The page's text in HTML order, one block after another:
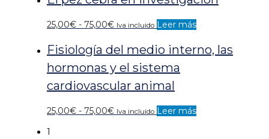
27,50€
82,50€
25,00€ - 75,00€Rango
precios:
desde
25,00€
hasta
Iva incluido Leer más
Fisiología del medio interno, las
hormonas y el sistema
cardiovascular animal
25,00€ - 75,00€Rango
Iva incluido Leer más
1